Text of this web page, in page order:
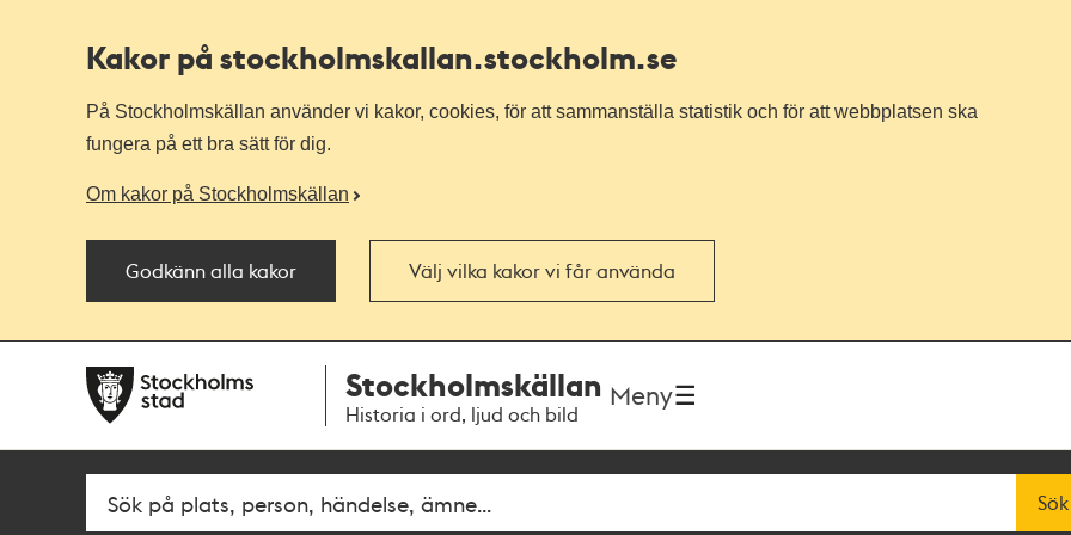
Kakor på stockholmskallan.stockholm.se
På Stockholmskällan använder vi kakor, cookies, för att sammanställa statistik och för att webbplatsen ska
fungera på ett bra sätt för dig.
Om kakor på Stockholmskällan
Godkänn alla kakor Välj vilka kakor vi får använda
navigationen
huvudinnehållet
Stockholmskällan
Historia i ord, ljud och bild
Meny
Fritextsök Sök